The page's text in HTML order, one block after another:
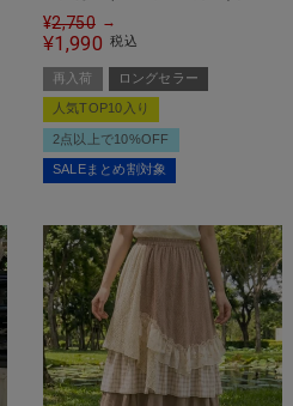
ーパンツ付き
¥2,750 →
¥1,990 税込
再入荷 ロングセラー
人気TOP10入り
2点以上で10%OFF
SALEまとめ割対象